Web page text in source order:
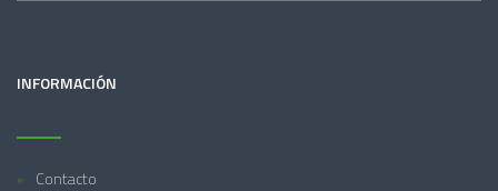
INFORMACIÓN
Contacto